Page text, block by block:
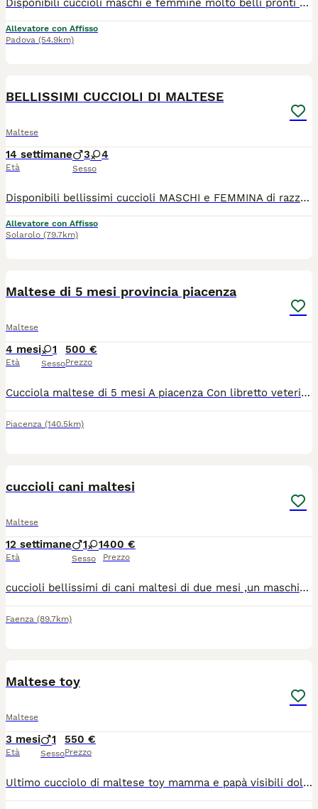
Disponibili cuccioli maschi e femmine molto belli pronti alla consegna alla nuova famiglia. I cuccioli che noi proponiamo sono tutti nati rigorosamente presso il nostro allevamento riconosciuto ENCI e FCI di cui sono visibili i genitori. I cani vengono consegnati dopo i 3 mesi di età con: ✔️ Pedigree ENCI e documentazione sanitaria completa ✔️Microchip inserito, quindi già iscritto all'anagrafe canina ✔️ Ciclo di vaccinazioni completo ✔️ Sverminazione ✔️ Libretto sanitario ✔️ Abituati a fare i bisogni sulla traversina assorbente ✔️Mangiano crocchette secche 📍 Vieni a conoscerci 👉 Noi siamo l’Allevamento della Famiglia Contarini e ci troviamo a Solarolo in Emilia Romagna... molto vicino a Imola! 🏡 Visite in allevamento tutti i giorni PREVIO APPUNTAMENTO TELEFONICO! 🚚 CONSEGNE in tutta Italia. 💳 Possibilità di pagamento a rate. Contattaci per maggiori informazioni! 📞 TEL. 3 3 8 6 3 0 3 1 0 8 (Se il numero non è visibile, clicca in alto a destra su “Mostra numero”) 🌐 SITO www.canimaltesi.it 📸 INSTAGRAM: @allevamentofamigliacontarini
Allevatore con Affisso
Padova (54.9km)
BELLISSIMI CUCCIOLI DI MALTESE
Maltese
14 settimane
Età
3 4
Sesso
Disponibili bellissimi cuccioli MASCHI e FEMMINA di razza Maltese. I nostri cuccioli sono nati presso il nostro allevamento riconosciuto ENCI e FCI in ambiente sano e curato. In allevamento dove potrete anche vedere e conoscere i genitori. Ogni cucciolo viene consegnato dai 3 mesi di età con: ✔️ Pedigree ENCI (fondamentale per certificare la razza, l'allevatore e garantire che non siano consanguinei) ✔️Microchip inserito, quindi già iscritto all'anagrafe canina ✔️Vaccinazioni complete ✔️Sverminazione effettuata ✔️ Libretto sanitario ✔️Abituati a fare i bisogni sulla traversina assorbente ✔️ Mangiano crocchette secche 📍 Vieni a conoscerci 👉 Noi siamo l’Allevamento della Famiglia Contarini e ci troviamo a Solarolo in Emilia Romagna... molto vicino a Imola! 🏡 Visite in allevamento tutti i giorni PREVIO APPUNTAMENTO TELEFONICO! 🚚 CONSEGNE in tutta Italia. 💳 Possibilità di pagamento in piccole COMODE RATE. Contattaci per maggiori informazioni! 📞 TEL. 3 3 8 6 3 0 3 1 0 8 (Se il numero non è visibile, clicca in alto a destra su “Mostra numero”) 🌐 SITO www.canimaltesi.it 📸 INSTAGRAM: @allevamentofamigliacontarini
Allevatore con Affisso
Solarolo (79.7km)
Maltese di 5 mesi provincia piacenza
Maltese
4 mesi
Età
1
Sesso
500 €
Prezzo
Cucciola maltese di 5 mesi A piacenza Con libretto veterinario e antipulci,antivermi Con i vaccini
Piacenza (140.5km)
cuccioli cani maltesi
Maltese
12 settimane
Età
1 1
Sesso
400 €
Prezzo
cuccioli bellissimi di cani maltesi di due mesi ,un maschio e una femmina. per altre info contattatemi in privato. prezzo leggermente trattabile.
Faenza (89.7km)
Maltese toy
Maltese
3 mesi
Età
1
Sesso
550 €
Prezzo
Ultimo cucciolo di maltese toy mamma e papà visibili dolcissimo abituato alla traversina e svezzato